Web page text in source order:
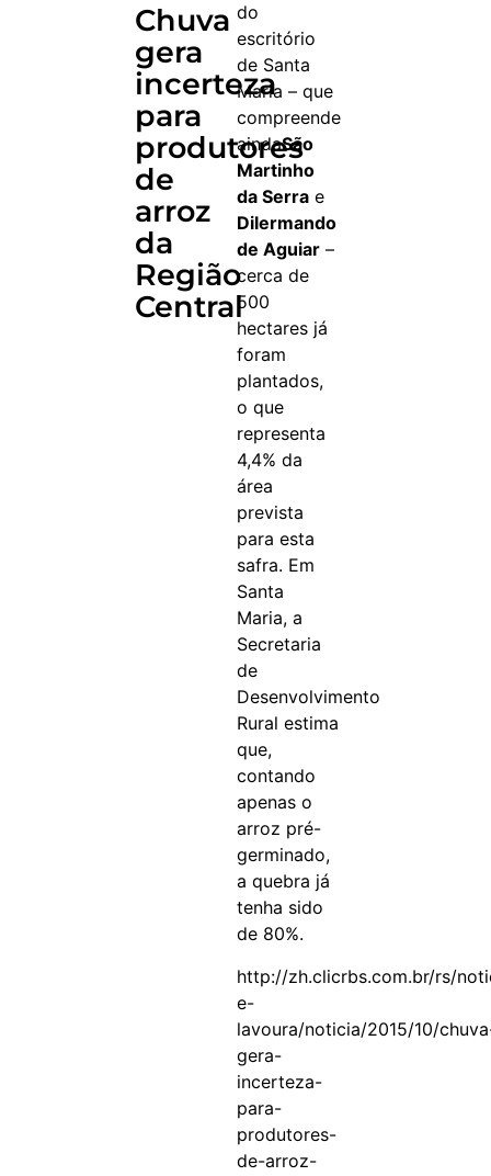
Chuva
gera
incerteza
para
produtores
de
arroz
da
Região
Central
do
escritório
de Santa
Maria – que
compreende
aindaSão
Martinho
da Serra e
Dilermando
de Aguiar –
cerca de
500
hectares já
foram
plantados,
o que
representa
4,4% da
área
prevista
para esta
safra. Em
Santa
Maria, a
Secretaria
de
Desenvolvimento
Rural estima
que,
contando
apenas o
arroz pré-
germinado,
a quebra já
tenha sido
de 80%.
http://zh.clicrbs.com.br/rs/
e-
lavoura/noticia/2015/10/
gera-
incerteza-
para-
produtores-
de-arroz-